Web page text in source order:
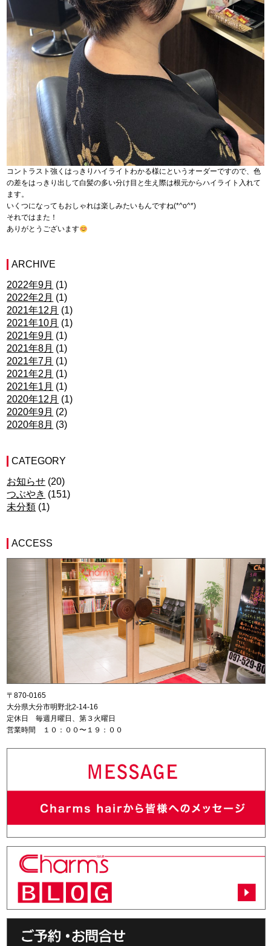
コントラスト強くはっきりハイライトわかる様にというオーダーですので、色
の差をはっきり出して白髪の多い分け目と生え際は根元からハイライト入れて
ます。
いくつになってもおしゃれは楽しみたいもんですね(*^o^*)
それではまた！
ありがとうございます
ARCHIVE
2022年9月 (1)
2022年2月 (1)
2021年12月 (1)
2021年10月 (1)
2021年9月 (1)
2021年8月 (1)
2021年7月 (1)
2021年2月 (1)
2021年1月 (1)
2020年12月 (1)
2020年9月 (2)
2020年8月 (3)
CATEGORY
お知らせ (20)
つぶやき (151)
未分類 (1)
ACCESS
〒870-0165
大分県大分市明野北2-14-16
定休日 毎週月曜日、第３火曜日
営業時間 １０：００〜１９：００